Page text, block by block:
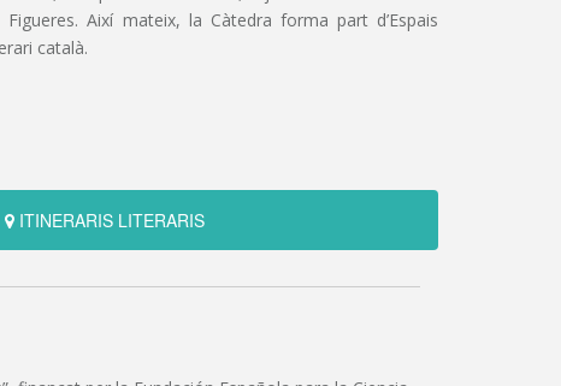
Figueres. Així mateix, la Càtedra forma part d’Espais
català.
ITINERARIS LITERARIS